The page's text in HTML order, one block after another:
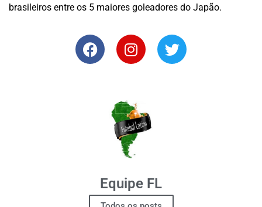
brasileiros entre os 5 maiores goleadores do Japão.
Equipe FL